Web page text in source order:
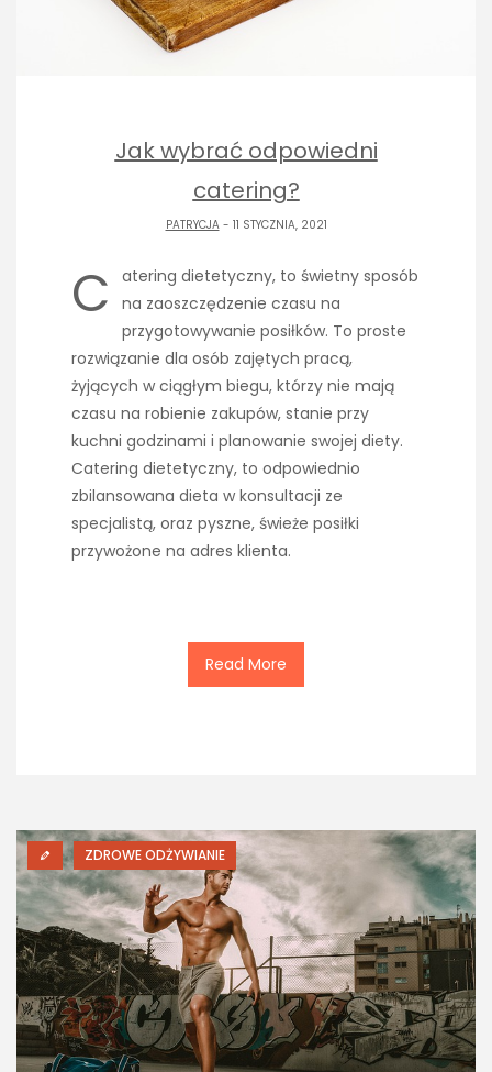
Jak wybrać odpowiedni
catering?
PATRYCJA- 11 STYCZNIA, 2021
C
atering dietetyczny, to świetny sposób
na zaoszczędzenie czasu na
przygotowywanie posiłków. To proste
rozwiązanie dla osób zajętych pracą,
żyjących w ciągłym biegu, którzy nie mają
czasu na robienie zakupów, stanie przy
kuchni godzinami i planowanie swojej diety.
Catering dietetyczny, to odpowiednio
zbilansowana dieta w konsultacji ze
specjalistą, oraz pyszne, świeże posiłki
przywożone na adres klienta.
Read More
ZDROWE ODŻYWIANIE